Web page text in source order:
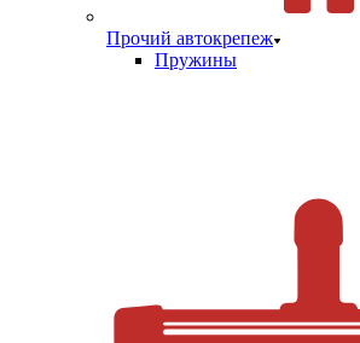
Прочий автокрепеж
Пружины